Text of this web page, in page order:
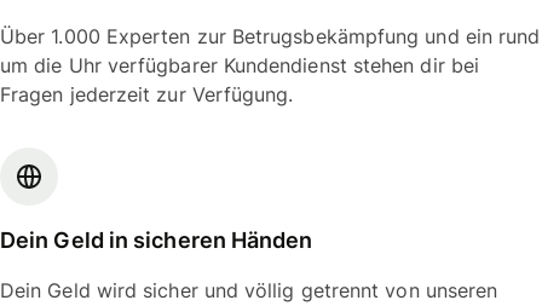
Über 1.000 Experten zur Betrugsbekämpfung und ein rund
um die Uhr verfügbarer Kundendienst stehen dir bei
Fragen jederzeit zur Verfügung.
Dein Geld in sicheren Händen
Dein Geld wird sicher und völlig getrennt von unseren